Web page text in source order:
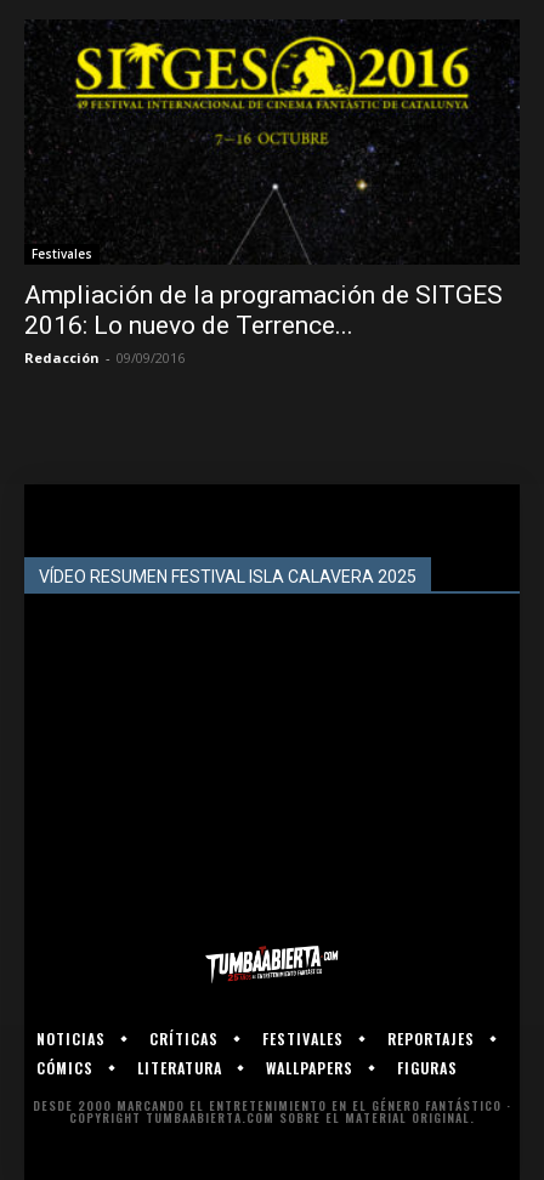
Festivales
Ampliación de la programación de SITGES
2016: Lo nuevo de Terrence...
Redacción - 09/09/2016
VÍDEO RESUMEN FESTIVAL ISLA CALAVERA 2025
NOTICIAS CRÍTICAS FESTIVALES
REPORTAJES
CÓMICS
LITERATURA WALLPAPERS FIGURAS
DESDE 2000 MARCANDO EL ENTRETENIMIENTO EN EL GÉNERO FANTÁSTICO ·
COPYRIGHT TUMBAABIERTA.COM SOBRE EL MATERIAL ORIGINAL.